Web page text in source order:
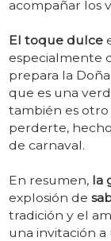
acompañar los
El toque dulce
especialmente
prepara la
que es una
también es
perderte,
de carnaval.
En resumen, la
explosión de
tradición y el
una invitación